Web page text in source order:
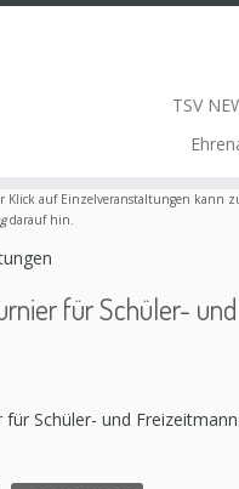
TSV
Klick auf Einzelveranstaltungen kann
darauf hin.
für Schüler-
Schüler- und